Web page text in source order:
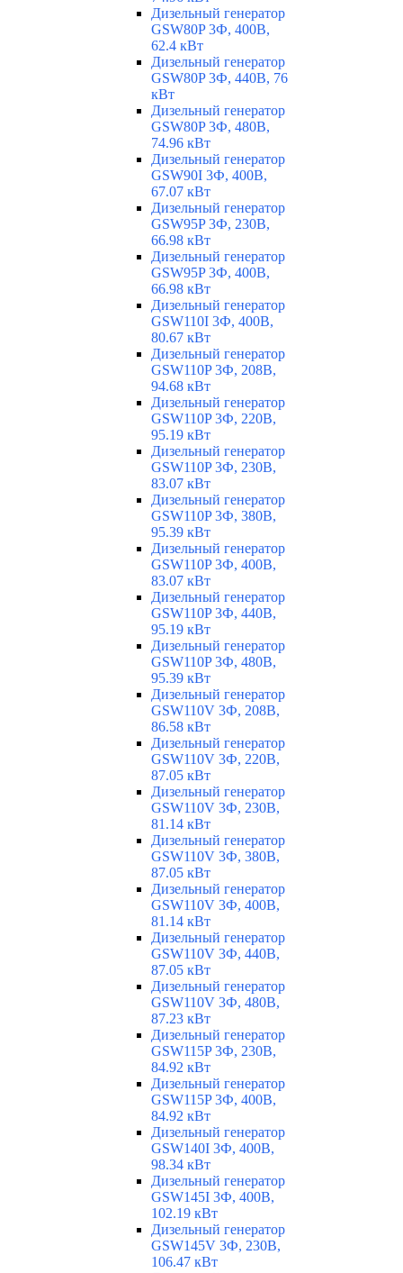
Дизельный генератор
GSW80P 3Ф, 400В,
62.4 кВт
Дизельный генератор
GSW80P 3Ф, 440В, 76
кВт
Дизельный генератор
GSW80P 3Ф, 480В,
74.96 кВт
Дизельный генератор
GSW90I 3Ф, 400В,
67.07 кВт
Дизельный генератор
GSW95P 3Ф, 230В,
66.98 кВт
Дизельный генератор
GSW95P 3Ф, 400В,
66.98 кВт
Дизельный генератор
GSW110I 3Ф, 400В,
80.67 кВт
Дизельный генератор
GSW110P 3Ф, 208В,
94.68 кВт
Дизельный генератор
GSW110P 3Ф, 220В,
95.19 кВт
Дизельный генератор
GSW110P 3Ф, 230В,
83.07 кВт
Дизельный генератор
GSW110P 3Ф, 380В,
95.39 кВт
Дизельный генератор
GSW110P 3Ф, 400В,
83.07 кВт
Дизельный генератор
GSW110P 3Ф, 440В,
95.19 кВт
Дизельный генератор
GSW110P 3Ф, 480В,
95.39 кВт
Дизельный генератор
GSW110V 3Ф, 208В,
86.58 кВт
Дизельный генератор
GSW110V 3Ф, 220В,
87.05 кВт
Дизельный генератор
GSW110V 3Ф, 230В,
81.14 кВт
Дизельный генератор
GSW110V 3Ф, 380В,
87.05 кВт
Дизельный генератор
GSW110V 3Ф, 400В,
81.14 кВт
Дизельный генератор
GSW110V 3Ф, 440В,
87.05 кВт
Дизельный генератор
GSW110V 3Ф, 480В,
87.23 кВт
Дизельный генератор
GSW115P 3Ф, 230В,
84.92 кВт
Дизельный генератор
GSW115P 3Ф, 400В,
84.92 кВт
Дизельный генератор
GSW140I 3Ф, 400В,
98.34 кВт
Дизельный генератор
GSW145I 3Ф, 400В,
102.19 кВт
Дизельный генератор
GSW145V 3Ф, 230В,
106.47 кВт